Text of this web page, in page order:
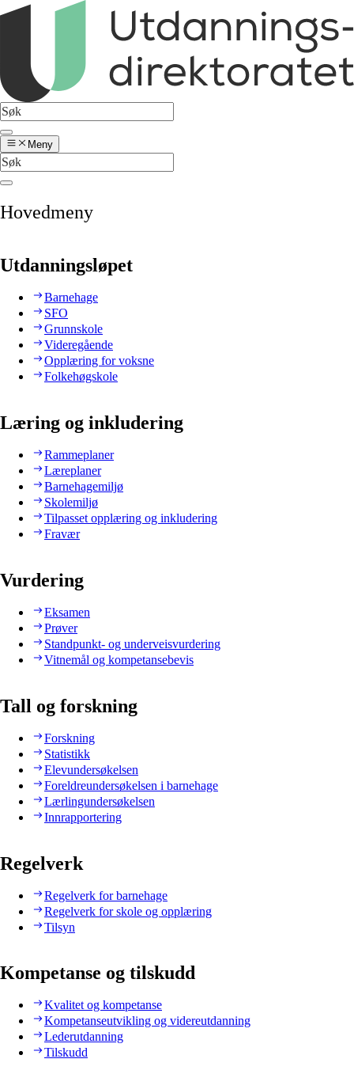
Meny
Hovedmeny
Utdanningsløpet
Barnehage
SFO
Grunnskole
Videregående
Opplæring for voksne
Folkehøgskole
Læring og inkludering
Rammeplaner
Læreplaner
Barnehagemiljø
Skolemiljø
Tilpasset opplæring og inkludering
Fravær
Vurdering
Eksamen
Prøver
Standpunkt- og underveisvurdering
Vitnemål og kompetansebevis
Tall og forskning
Forskning
Statistikk
Elevundersøkelsen
Foreldreundersøkelsen i barnehage
Lærlingundersøkelsen
Innrapportering
Regelverk
Regelverk for barnehage
Regelverk for skole og opplæring
Tilsyn
Kompetanse og tilskudd
Kvalitet og kompetanse
Kompetanseutvikling og videreutdanning
Lederutdanning
Tilskudd